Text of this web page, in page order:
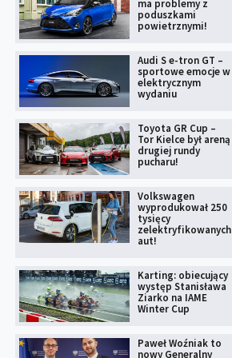
ma problemy z
poduszkami
powietrznymi!
Audi S e-tron GT –
sportowe emocje w
elektrycznym
wydaniu
Toyota GR Cup –
Tor Kielce był areną
drugiej rundy
pucharu!
Volkswagen
wyprodukował 250
tysięcy
zelektryfikowanych
aut!
Karting: obiecujący
występ Stanisława
Ziarko na IAME
Winter Cup
Paweł Woźniak to
nowy Generalny